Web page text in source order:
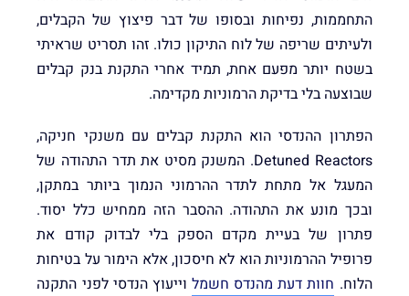
התחממות, נפיחות ובסופו של דבר פיצוץ של הקבלים,
ולעיתים שריפה של לוח התיקון כולו. זהו תסריט שראיתי
בשטח יותר מפעם אחת, תמיד אחרי התקנת בנק קבלים
שבוצעה בלי בדיקת הרמוניות מקדימה.
הפתרון ההנדסי הוא התקנת קבלים עם משנקי חניקה,
Detuned Reactors. המשנק מסיט את תדר התהודה של
המעגל אל מתחת לתדר ההרמוני הנמוך ביותר במתקן,
ובכך מונע את התהודה. ההסבר הזה ממחיש כלל יסוד.
פתרון של בעיית מקדם הספק בלי לבדוק קודם את
פרופיל ההרמוניות הוא לא חיסכון, אלא הימור על בטיחות
הלוח. חוות דעת מהנדס חשמל וייעוץ הנדסי לפני התקנה